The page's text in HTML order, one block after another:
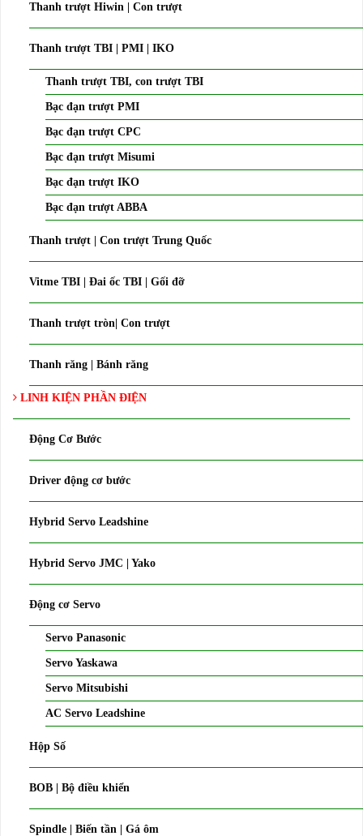
Thanh trượt Hiwin | Con trượt
Thanh trượt TBI | PMI | IKO
Thanh trượt TBI, con trượt TBI
Bạc đạn trượt PMI
Bạc đạn trượt CPC
Bạc đạn trượt Misumi
Bạc đạn trượt IKO
Bạc đạn trượt ABBA
Thanh trượt | Con trượt Trung Quốc
Vitme TBI | Đai ốc TBI | Gối đỡ
Thanh trượt tròn| Con trượt
Thanh răng | Bánh răng
LINH KIỆN PHẦN ĐIỆN
Động Cơ Bước
Driver động cơ bước
Hybrid Servo Leadshine
Hybrid Servo JMC | Yako
Động cơ Servo
Servo Panasonic
Servo Yaskawa
Servo Mitsubishi
AC Servo Leadshine
Hộp Số
BOB | Bộ điều khiển
Spindle | Biến tần | Gá ôm